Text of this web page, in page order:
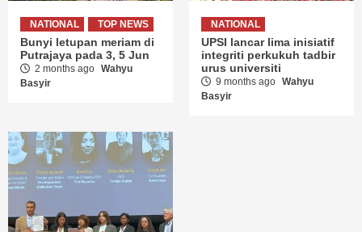
NATIONAL TOP NEWS
Bunyi letupan meriam di
Putrajaya pada 3, 5 Jun
2 months ago Wahyu
Basyir
NATIONAL
UPSI lancar lima inisiatif
integriti perkukuh tadbir
urus universiti
9 months ago Wahyu
Basyir